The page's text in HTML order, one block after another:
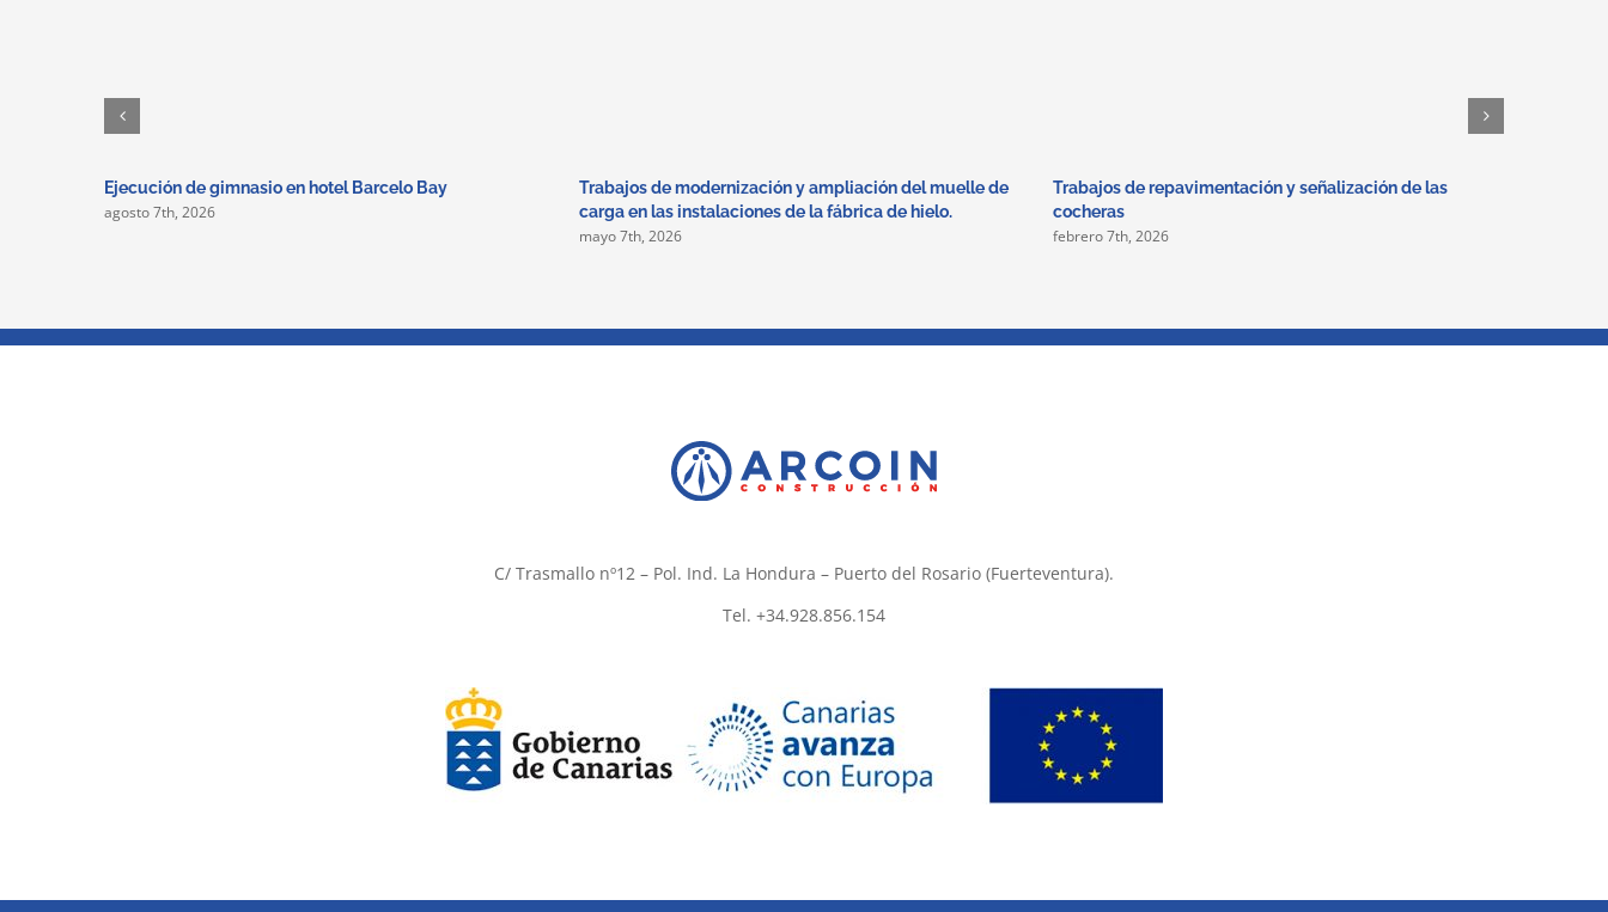
Ejecución de gimnasio en hotel Barcelo Bay
agosto 7th, 2026
Trabajos de modernización y ampliación del muelle de
carga en las instalaciones de la fábrica de hielo.
mayo 7th, 2026
Trabajos de repavimentación y señalización de las
cocheras
febrero 7th, 2026
C/ Trasmallo nº12 – Pol. Ind. La Hondura – Puerto del Rosario (Fuerteventura).
Tel. +34.928.856.154